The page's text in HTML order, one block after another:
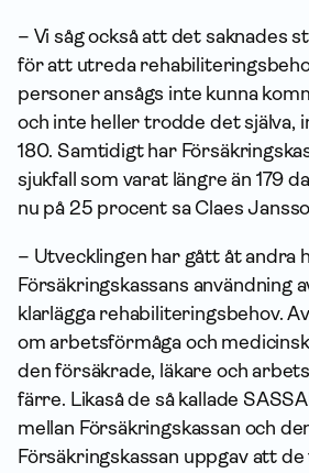
– Vi såg också att det saknades
för att utreda
personer ansågs inte kunna
och inte heller trodde det själva,
180. Samtidigt har
sjukfall som varat längre än 179
nu på 25 procent sa Claes
– Utvecklingen har gått åt andra
Försäkrings­kassans användning
klarlägga rehabiliteringsbehov.
om arbetsförmåga och
den försäkrade, läkare och
färre. Likaså de så kallade
mellan Försäkrings­kassan och
Försäkrings­kassan uppgav att